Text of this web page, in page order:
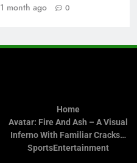
1 month ago 0
Home
Avatar: Fire And Ash – A Visual
Inferno With Familiar Cracks…
SportsEntertainment